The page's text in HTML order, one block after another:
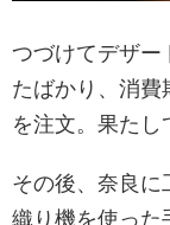
つづけてデザー
たばかり、消費
を注文。果たし
その後、奈良
織り機を使った